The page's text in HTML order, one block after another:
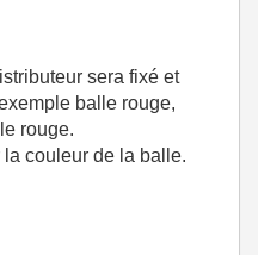
sera fixé et
balle rouge,
rouge.
couleur de la balle.